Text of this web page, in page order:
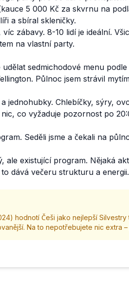
5 000 Kč za skvrnu na
a sbíral skleničky.
víc zábavy. 8-10 lidí je ideální.
na vlastní party.
sedmichodové menu
Půlnoc jsem strávil
jednohubky. Chlebíčky, sýry,
co vyžaduje pozornost po
Seděli jsme a čekali na
ale existující program. Nějaká
dává večeru strukturu a energii.
hodnotí Češi jako nejlepší
Na to nepotřebujete nic extra